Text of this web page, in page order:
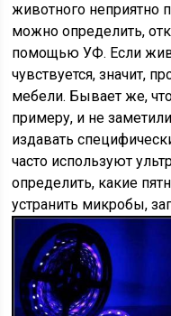
животного неприятно
можно определить,
помощью УФ. Если
чувствуется, значит,
мебели. Бывает же,
примеру, и не
издавать
часто используют
определить, какие
устранить микробы,